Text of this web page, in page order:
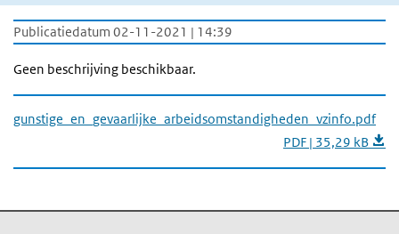
Publicatiedatum 02-11-2021 | 14:39
Geen beschrijving beschikbaar.
gunstige_en_gevaarlijke_arbeidsomstandigheden_vzinfo.pdf
PDF | 35,29 kB